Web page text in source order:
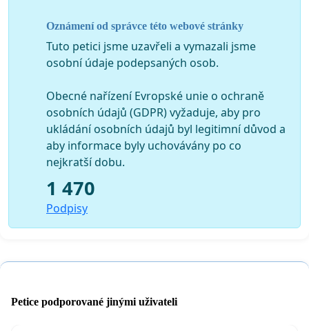
Oznámení od správce této webové stránky
Tuto petici jsme uzavřeli a vymazali jsme
osobní údaje podepsaných osob.
Obecné nařízení Evropské unie o ochraně
osobních údajů (GDPR) vyžaduje, aby pro
ukládání osobních údajů byl legitimní důvod a
aby informace byly uchovávány po co
nejkratší dobu.
1 470
Podpisy
Petice podporované jinými uživateli